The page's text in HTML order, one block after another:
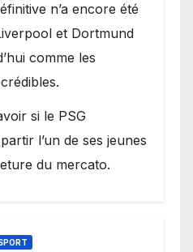
n’a encore été
et Dortmund
comme les
si le PSG
l’un de ses jeunes
du mercato.